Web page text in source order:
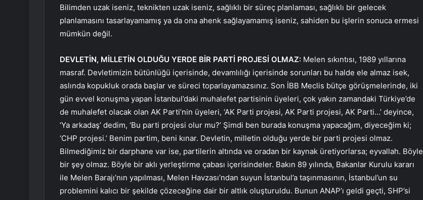
Bilimden uzak iseniz, teknikten uzak iseniz, sağlıklı bir süreç planlaması, sağlıklı bir gelecek
planlamasını tasarlayamamış ya da ona ahenk sağlayamamış iseniz, sahiden bu işlerin sonuca ermesi
mümkün değil.
DEVLETİN, MİLLETİN OLDUĞU YERDE BİR PARTİ PROJESİ OLMAZ: Melen sıkıntısı, 1989 yıllarına
masraf. Devletimizin bütünlüğü içerisinde, devamlılığı içerisinde sorunları bu halde ele almaz isek,
aslında kopukluk orada başlar ve süreci toparlayamazsınız. Son İBB Meclis bütçe görüşmelerinde, iki
gün evvel konuşma yapan İstanbul’daki muhalefet partisinin üyeleri, çok yakın zamandaki Türkiye’de
de muhalefet olacak olan AK Parti’nin üyeleri, ‘AK Parti projesi, AK Parti projesi, AK Parti…’ deyince,
‘Ya arkadaş’ dedim, ‘Bu parti projesi olur mu?’ Şimdi ben burada konuşma yapacağım, diyeceğim ki;
‘CHP projesi.’ Benim partim, beni kınar. Devletin, milletin olduğu yerde bir parti projesi olmaz.
Bilmediğimiz bir darphane var ise, partilerin altında ve oradan bir kaynak üretiyorlarsa; eyvallah. Böyle
bir şey olmaz. Böyle bir aklı yerleştirme çabası içerisindeler. Bakın 89 yılında, Bakanlar Kurulu kararı
ile Melen Barajı’nın yapılması, Melen Havzası’ndan suyun İstanbul’a taşınmasının, İstanbul’un su
problemini kalıcı bir şekilde çözeceğine dair bir altlık oluşturuldu. Bunun ANAP’ı geldi geçti, SHP’si